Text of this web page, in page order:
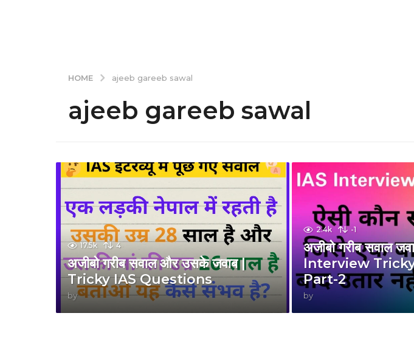
HOME ajeeb gareeb sawal
ajeeb gareeb sawal
17.5k 4
अजीबो गरीब सवाल और उसके जवाब |
Tricky IAS Questions
by
2.4k -1
अजीबो गरीब सवाल
Interview
Part-2
by